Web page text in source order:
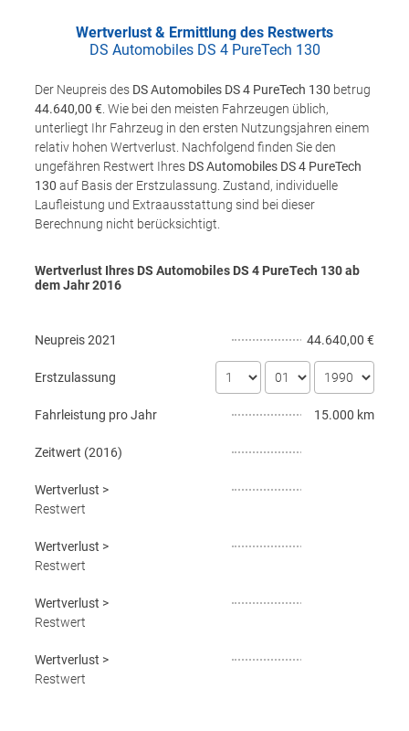
Wertverlust & Ermittlung des Restwerts
DS Automobiles DS 4 PureTech 130
Der Neupreis des DS Automobiles DS 4 PureTech 130 betrug
44.640,00 € . Wie bei den meisten Fahrzeugen üblich,
unterliegt Ihr Fahrzeug in den ersten Nutzungsjahren einem
relativ hohen Wertverlust. Nachfolgend finden Sie den
ungefähren Restwert Ihres DS Automobiles DS 4 PureTech
130 auf Basis der Erstzulassung. Zustand, individuelle
Laufleistung und Extraausstattung sind bei dieser
Berechnung nicht berücksichtigt.
Wertverlust Ihres DS Automobiles DS 4 PureTech 130 ab
dem Jahr2016
Neupreis2021 44.640,00 €
Erstzulassung
Fahrleistung pro Jahr 15.000 km
Zeitwert (2016)
Wertverlust >
Restwert
Wertverlust >
Restwert
Wertverlust >
Restwert
Wertverlust >
Restwert